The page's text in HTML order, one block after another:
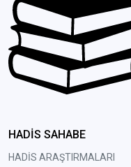
HADİS SAHABE
HADİS ARAŞTIRMALARI